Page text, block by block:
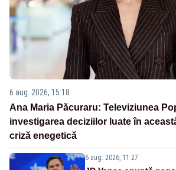
6 aug. 2026, 15:18
Ana Maria Păcuraru: Televiziunea
investigarea deciziilor luate în
criză enegetică
6 aug. 2026, 11:27